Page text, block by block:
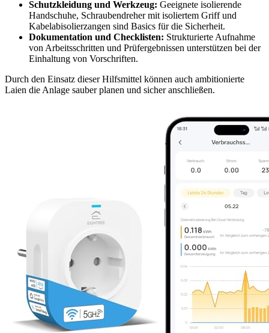
Schutzkleidung und Werkzeug: Geeignete isolierende
Handschuhe, Schraubendreher mit isoliertem Griff und
Kabelabisolierzangen sind Basics für die Sicherheit.
Dokumentation und Checklisten: Strukturierte Aufnahme
von Arbeitsschritten und Prüfergebnissen unterstützen bei der
Einhaltung von Vorschriften.
Durch den Einsatz dieser Hilfsmittel können auch ambitionierte
Laien die Anlage sauber planen und sicher anschließen.